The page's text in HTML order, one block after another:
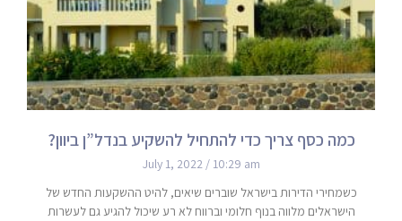
כמה כסף צריך כדי להתחיל להשקיע בנדל”ן ביוון?
July 1, 2022 10:29 am
כשמחירי הדירות בישראל שוברים שיאים, להיט ההשקעות החדש של
הישראלים מלווה בנוף חלומי וברווח לא רע שיכול להגיע גם לעשרות